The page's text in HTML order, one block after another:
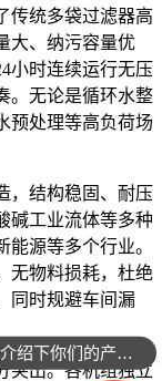
传统多袋过滤器高
大、纳污容量优
小时连续运行无压
。无论是循环水整
预处理等高负荷场
，结构稳固、耐压
碱工业流体等多种
源等多个行业。
无物料损耗，杜绝
同时规避车间漏
突出。各机组独立
可以介绍下你们的产品么